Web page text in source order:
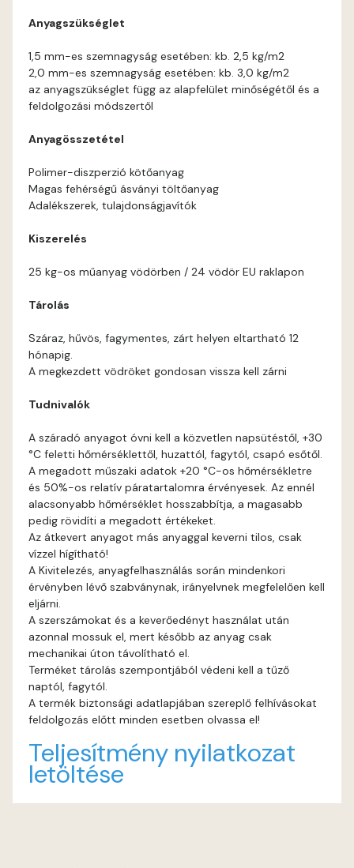
Corn E
Date-brown E
Fern E
Grass-green E
Heide C
Heide D
Heide E
Lilac D
Anyagszükséglet
1,5 mm-es szemnagyság esetében: kb. 2,5 kg/m2
2,0 mm-es szemnagyság esetében: kb. 3,0 kg/m2
az anyagszükséglet függ az alapfelület minőségétől és a
feldolgozási módszertől
Anyagösszetétel
Polimer-diszperzió kötőanyag
Magas fehérségű ásványi töltőanyag
Adalékszerek, tulajdonságjavítók
Kiszerelés
25 kg-os műanyag vödörben / 24 vödör EU raklapon
Tárolás
Száraz, hűvös, fagymentes, zárt helyen eltartható 12
hónapig.
A megkezdett vödröket gondosan vissza kell zárni
Tudnivalók
A száradó anyagot óvni kell a közvetlen napsütéstől, +30
°C feletti hőmérséklettől, huzattól, fagytól, csapó esőtől.
A megadott műszaki adatok +20 °C-os hőmérsékletre
és 50%-os relatív páratartalomra érvényesek. Az ennél
alacsonyabb hőmérséklet hosszabbítja, a magasabb
pedig rövidíti a megadott értékeket.
Az átkevert anyagot más anyaggal keverni tilos, csak
vízzel hígítható!
A Kivitelezés, anyagfelhasználás során mindenkori
érvényben lévő szabványnak, irányelvnek megfelelően kell
eljárni.
A szerszámokat és a keverőedényt használat után
azonnal mossuk el, mert később az anyag csak
mechanikai úton távolítható el.
Terméket tárolás szempontjából védeni kell a tűző
naptól, fagytól.
A termék biztonsági adatlapjában szereplő felhívásokat
feldolgozás előtt minden esetben olvassa el!
Teljesítmény nyilatkozat
letöltése